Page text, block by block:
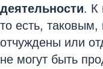
деятельности. К
то есть, таковым,
отчуждены или
не могут быть